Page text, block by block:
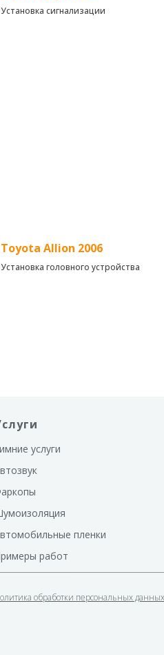
Установка сигнализации
Toyota Allion 2006
Установка головного устройства
услуги
пленки
работ
обработки персональных данных